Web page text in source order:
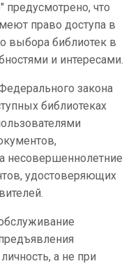
что
право доступа в
выбора библиотек в
и интересами.
закона
библиотеках
несовершеннолетние
удостоверяющих
а не при